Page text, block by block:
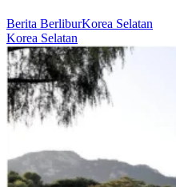
Berita BerliburKorea Selatan
Korea Selatan